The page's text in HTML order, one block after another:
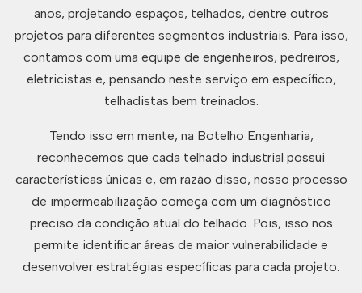
anos, projetando espaços, telhados, dentre outros
projetos para diferentes segmentos industriais. Para isso,
contamos com uma equipe de engenheiros, pedreiros,
eletricistas e, pensando neste serviço em específico,
telhadistas bem treinados.
Tendo isso em mente, na Botelho Engenharia,
reconhecemos que cada telhado industrial possui
características únicas e, em razão disso, nosso processo
de impermeabilização começa com um diagnóstico
preciso da condição atual do telhado. Pois, isso nos
permite identificar áreas de maior vulnerabilidade e
desenvolver estratégias específicas para cada projeto.